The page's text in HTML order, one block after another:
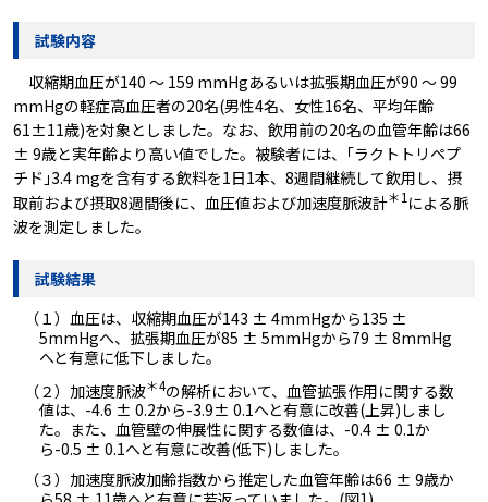
試験内容
収縮期血圧が140 ～ 159 mmHgあるいは拡張期血圧が90 ～ 99
mmHgの軽症高血圧者の20名(男性4名、女性16名、平均年齢
61±11歳)を対象としました。なお、飲用前の20名の血管年齢は66
± 9歳と実年齢より高い値でした。被験者には、｢ラクトトリペプ
チド｣3.4 mgを含有する飲料を1日1本、8週間継続して飲用し、摂
取前および摂取8週間後に、血圧値および加速度脈波計＊1による脈
波を測定しました。
試験結果
（１）血圧は、収縮期血圧が143 ± 4mmHgから135 ±
5mmHgへ、拡張期血圧が85 ± 5mmHgから79 ± 8mmHg
へと有意に低下しました。
（２）加速度脈波＊4の解析において、血管拡張作用に関する数
値は、-4.6 ± 0.2から-3.9± 0.1へと有意に改善(上昇)しまし
た。また、血管壁の伸展性に関する数値は、-0.4 ± 0.1か
ら-0.5 ± 0.1へと有意に改善(低下)しました。
（３）加速度脈波加齢指数から推定した血管年齢は66 ± 9歳か